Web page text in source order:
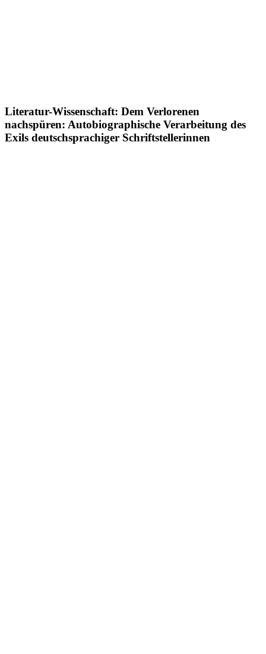
Literatur-Wissenschaft: Dem Verlorenen
nachspüren: Autobiographische Verarbeitung des
Exils deutschsprachiger Schriftstellerinnen